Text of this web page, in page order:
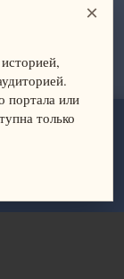
защищены.
×
портала или
только